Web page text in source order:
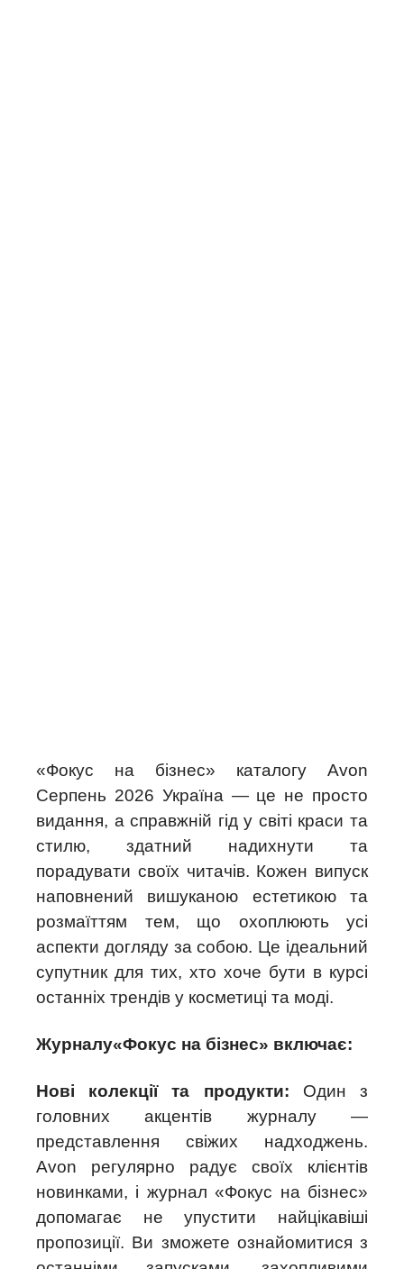
«Фокус на бізнес» каталогу Avon
Серпень 2026 Україна — це не просто
видання, а справжній гід у світі краси та
стилю, здатний надихнути та
порадувати своїх читачів. Кожен випуск
наповнений вишуканою естетикою та
розмаїттям тем, що охоплюють усі
аспекти догляду за собою. Це ідеальний
супутник для тих, хто хоче бути в курсі
останніх трендів у косметиці та моді.
Журналу«Фокус на бізнес» включає:
Нові колекції та продукти: Один з
головних акцентів журналу —
представлення свіжих надходжень.
Avon регулярно радує своїх клієнтів
новинками, і журнал «Фокус на бізнес»
допомагає не упустити найцікавіші
пропозиції. Ви зможете ознайомитися з